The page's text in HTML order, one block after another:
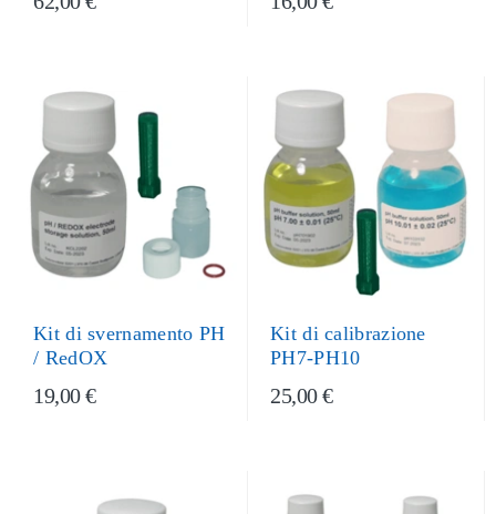
Kit di svernamento PH
/ RedOX
19,00 €
Kit di calibrazione
PH7-PH10
25,00 €